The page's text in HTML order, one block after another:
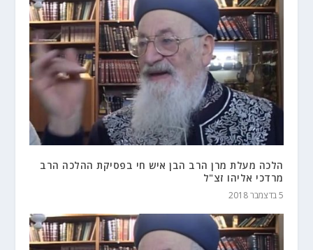
הלכה מעלת מרן הרב הבן איש חי בפסיקת ההלכה הרב
מרדכי אליהו זצ"ל
5 בדצמבר 2018